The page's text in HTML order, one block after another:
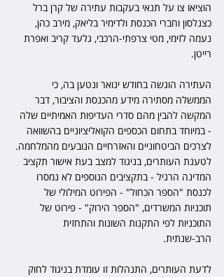
הוציאו צו על תנאי בעקבות עתירה של קרן ברל
כצנלסון וחברי הכנסת ולדימיר בליאק, מירב כהן,
נעמה לזימי, מטי צרפתי-הרכבי, גלעד קריב ואפרת
רייטן.
העתירה הוגשה בחודש ינואר ונטען בה, כי
הממשלה מסתירה מידע מהכנסת והציבור, דבר
המקשה להבין מהם סדרי העדיפות האמיתיים שלה
- במיוחד בתחום הכספים הקואליציוניים בהשוואה
לצרכים הביטחוניים והאזרחיים הנובעים מהמלחמה.
לטענת העותרים, בניגוד למצב בעת אישור תקציב
המדינה הרגיל - בתקציבים הנוספים לא נמסרו
לכנסת "הספר הכחול" - הפירוט המילולי של
תוכניות המשרדים, "הספר הירוק" - פירוט של
התוכניות לפי התקנות השונות והתחזית
הרב-שנתית.
לדעת העותרים, התנהלות זו עומדת בניגוד לחוק